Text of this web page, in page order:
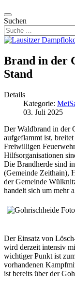
Suchen
Brand in der
Stand
Details
Kategorie:
03. Juli 2025
Der Waldbrand in der
aufgeflammt ist,
Freiwilligen
Hilfsorganisationen
Die Brandherde sind
(Gemeinde Zeithain),
der Gemeinde
handelt sich um mehr
Der Einsatz von
wird derzeit intensiv
wichtiger Punkt ist
vorhandenen
ist bereits über der